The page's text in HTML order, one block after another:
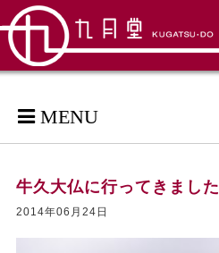
MENU
牛久大仏に行ってきました
2014年06月24日